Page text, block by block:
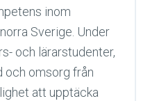
inom
Sverige. Under
och lärarstudenter,
och omsorg från
att upptäcka